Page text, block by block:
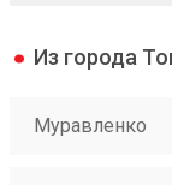
Из города
Муравленко